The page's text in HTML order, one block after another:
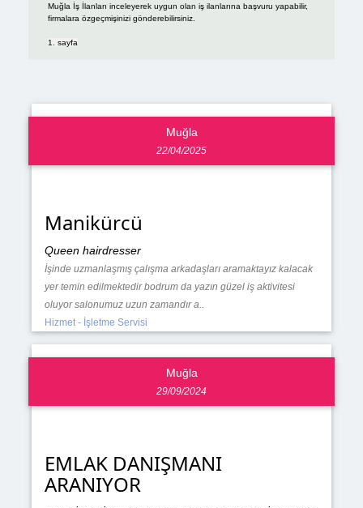
Muğla İş İlanları inceleyerek uygun olan iş ilanlarına başvuru yapabilir,
firmalara özgeçmişinizi gönderebilirsiniz.
1. sayfa
Muğla
22/04/2025
Manikürcü
Queen hairdresser
İşinde uzmanlaşmış çalışma arkadaşları aramaktayız kalacak
yer temin edilmektedir bodrum da yazın güzel iş aktivitesi
oluyor salonumuz uzun zamandır a..
Hizmet - İşletme Servisi
Muğla
29/09/2024
EMLAK DANIŞMANI
ARANIYOR